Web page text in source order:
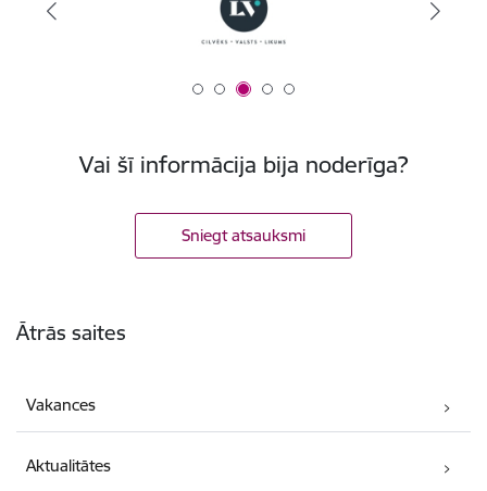
Vai šī informācija bija noderīga?
Sniegt atsauksmi
Ātrās saites
Vakances
Aktualitātes